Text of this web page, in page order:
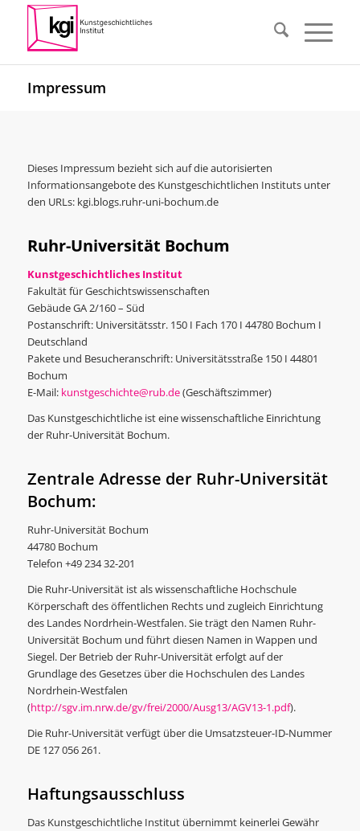
Impressum
Dieses Impressum bezieht sich auf die autorisierten
Informationsangebote des Kunstgeschichtlichen Instituts unter
den URLs: kgi.blogs.ruhr-uni-bochum.de
Ruhr-Universität Bochum
Kunstgeschichtliches Institut
Fakultät für Geschichtswissenschaften
Gebäude GA 2/160 – Süd
Postanschrift: Universitätsstr. 150 Ι Fach 170 Ι 44780 Bochum Ι
Deutschland
Pakete und Besucheranschrift: Universitätsstraße 150 Ι 44801
Bochum
E-Mail: kunstgeschichte@rub.de(Geschäftszimmer)
Das Kunstgeschichtliche ist eine wissenschaftliche Einrichtung
der Ruhr-Universität Bochum.
Zentrale Adresse der Ruhr-Universität
Bochum:
Ruhr-Universität Bochum
44780 Bochum
Telefon +49 234 32-201
Die Ruhr-Universität ist als wissenschaftliche Hochschule
Körperschaft des öffentlichen Rechts und zugleich Einrichtung
des Landes Nordrhein-Westfalen. Sie trägt den Namen Ruhr-
Universität Bochum und führt diesen Namen in Wappen und
Siegel. Der Betrieb der Ruhr-Universität erfolgt auf der
Grundlage des Gesetzes über die Hochschulen des Landes
Nordrhein-Westfalen
(http://sgv.im.nrw.de/gv/frei/2000/Ausg13/AGV13-1.pdf).
Die Ruhr-Universität verfügt über die Umsatzsteuer-ID-Nummer
DE 127 056 261.
Haftungsausschluss
Das Kunstgeschichtliche Institut übernimmt keinerlei Gewähr